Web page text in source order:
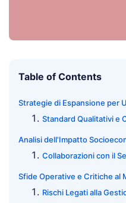
Table of Contents
Strategie di Espansione per
Standard Qualitativi e
Analisi dell'Impatto
Collaborazioni con il
Sfide Operative e Critiche al
Rischi Legati alla